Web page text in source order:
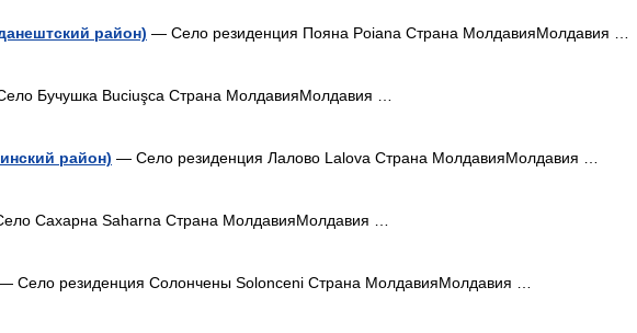
район) — Село резиденция Пояна Poiana Страна МолдавияМолдавия …
Бучушка Buciuşca Страна МолдавияМолдавия …
район) — Село резиденция Лалово Lalova Страна МолдавияМолдавия …
Сахарна Saharna Страна МолдавияМолдавия …
Село резиденция Солончены Solonceni Страна МолдавияМолдавия …